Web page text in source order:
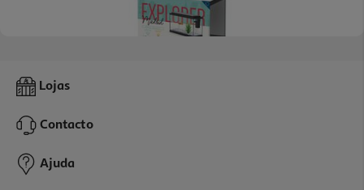
Aquário Em Kit Aquatlantis Explorer Madrid 30cm
53,99 €
Lojas
Contacto
Ajuda